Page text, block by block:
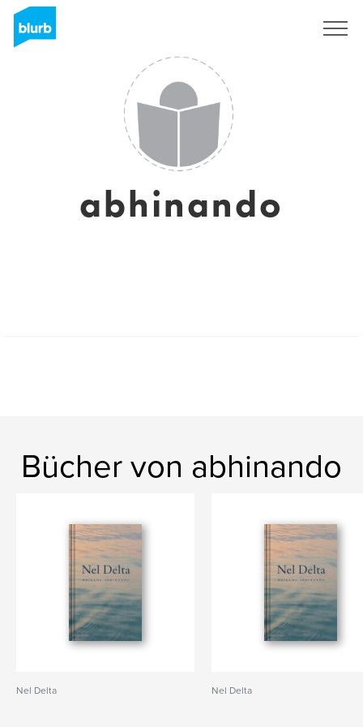
abhinando
Bücher von abhinando
Nel Delta Nel Delta